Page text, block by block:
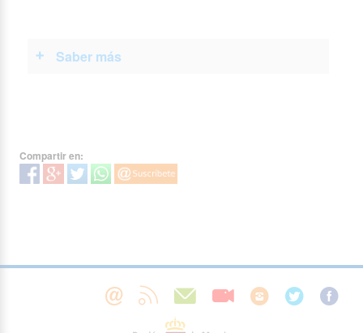
Saber más
Compartir en: